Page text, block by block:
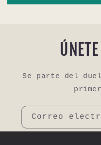
Se parte del
Correo